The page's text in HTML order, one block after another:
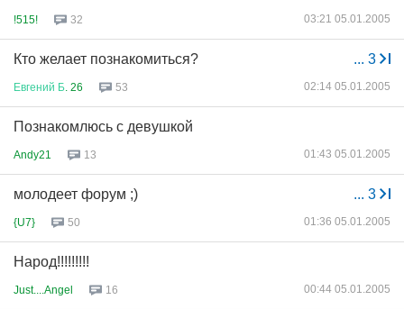
!515! 32 03:21 05.01.2005
... 3
Кто желает познакомиться?
Евгений Б . 26 53 02:14 05.01.2005
Познакомлюсь с девушкой
Andy21 13 01:43 05.01.2005
... 3
молодеет форум ;)
{U7} 50 01:36 05.01.2005
Народ!!!!!!!!!
Just....Angel 16 00:44 05.01.2005